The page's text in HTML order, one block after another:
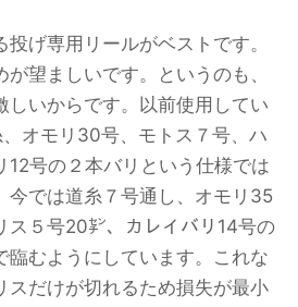
投げ専用リールがベストです。
望ましいです。というのも、
しいからです。以前使用してい
オモリ30号、モトス７号、ハ
12号の２本バリという仕様では
今では道糸７号通し、オモリ35
ス５号20㌢、カレイバリ14号の
臨むようにしています。これな
スだけが切れるため損失が最小